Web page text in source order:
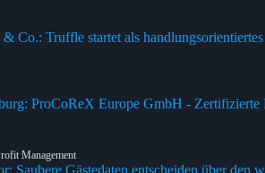
Co.: Truffle startet als
ProCoReX Europe GmbH - Zertifizierte
Management
Saubere Gästedaten entscheiden über den